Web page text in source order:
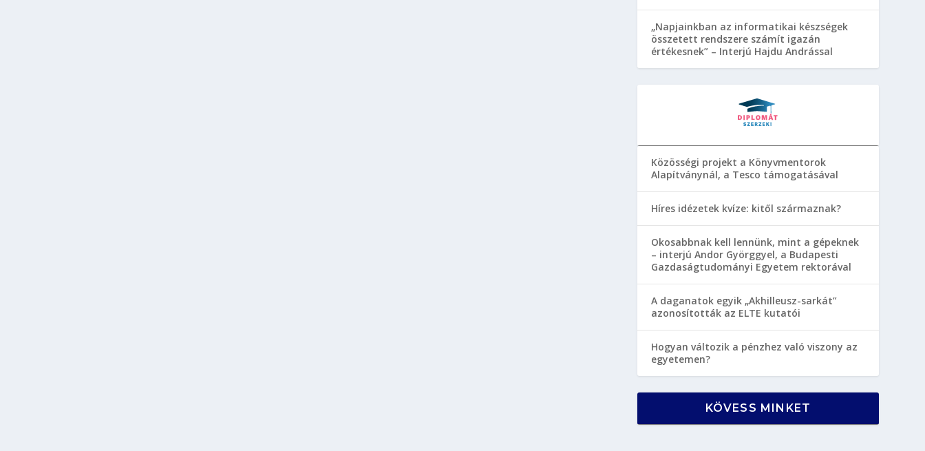
„Napjainkban az informatikai készségek
összetett rendszere számít igazán
értékesnek” – Interjú Hajdu Andrással
Közösségi projekt a Könyvmentorok
Alapítványnál, a Tesco támogatásával
Híres idézetek kvíze: kitől származnak?
Okosabbnak kell lennünk, mint a gépeknek
– interjú Andor Györggyel, a Budapesti
Gazdaságtudományi Egyetem rektorával
A daganatok egyik „Akhilleusz-sarkát”
azonosították az ELTE kutatói
Hogyan változik a pénzhez való viszony az
egyetemen?
KÖVESS MINKET